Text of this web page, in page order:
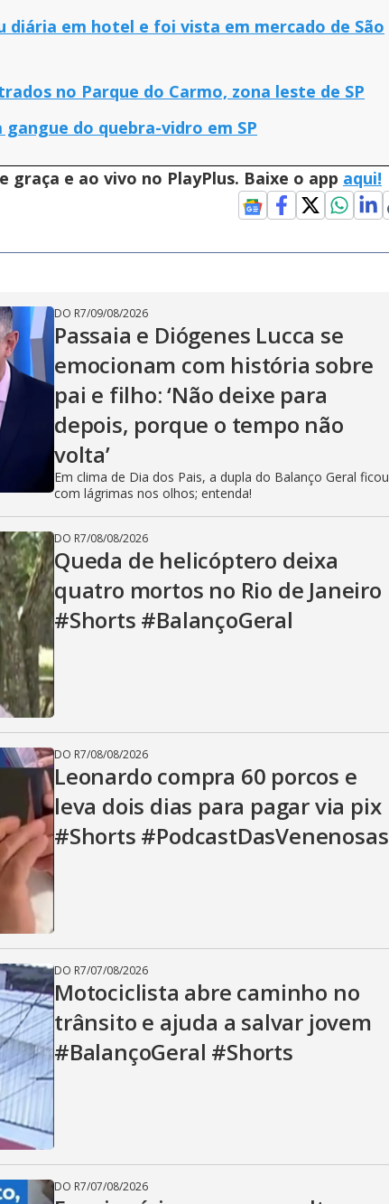
diária em hotel e foi vista em mercado de São
no Parque do Carmo, zona leste de SP
do quebra-vidro em SP
graça e ao vivo no PlayPlus. Baixe o app aqui!
DO R7/09/08/2026
Passaia e Diógenes Lucca se
emocionam com história sobre
pai e filho: ‘Não deixe para
depois, porque o tempo não
volta’
Em clima de Dia dos Pais, a dupla do Balanço Geral ficou
com lágrimas nos olhos; entenda!
DO R7/08/08/2026
Queda de helicóptero deixa
quatro mortos no Rio de Janeiro
#Shorts #BalançoGeral
DO R7/08/08/2026
Leonardo compra 60 porcos e
leva dois dias para pagar via pix
#Shorts #PodcastDasVenenosas
DO R7/07/08/2026
Motociclista abre caminho no
trânsito e ajuda a salvar jovem
#BalançoGeral #Shorts
DO R7/07/08/2026